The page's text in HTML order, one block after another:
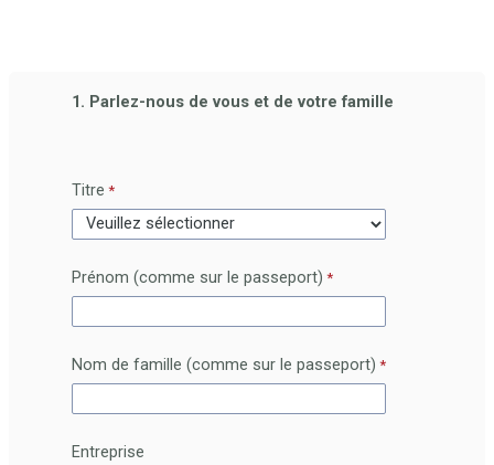
1. Parlez-nous de vous et de votre famille
Titre
Prénom (comme sur le passeport)
Nom de famille (comme sur le passeport)
Entreprise